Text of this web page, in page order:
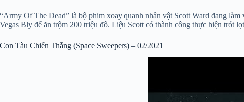
“Army Of The Dead” là bộ phim xoay quanh nhân vật Scott Ward đang
Vegas Bly để ăn trộm 200 triệu đô. Liệu Scott có thành công thực hiện trót
Con Tàu Chiến Thắng (Space Sweepers) – 02/2021